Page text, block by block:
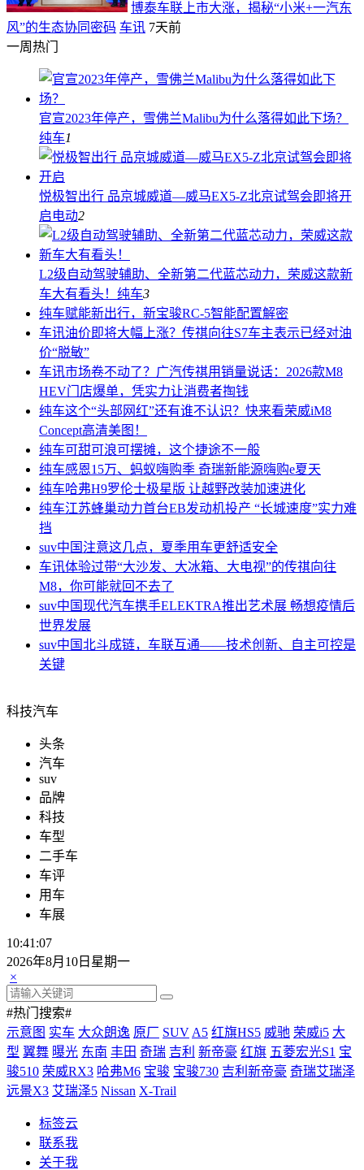
博泰车联上市大涨，揭秘“小米+一汽东
风”的生态协同密码 车讯 7天前
一周热门
官宣2023年停产，雪佛兰Malibu为什么落得如此下场？
纯车1
悦极智出行 品京城威道—威马EX5-Z北京试驾会即将开
启电动2
L2级自动驾驶辅助、全新第二代蓝芯动力，荣威这款新
车大有看头！ 纯车3
纯车赋能新出行，新宝骏RC-5智能配置解密
车讯油价即将大幅上涨？传祺向往S7车主表示已经对油
价“脱敏”
车讯市场卷不动了？广汽传祺用销量说话：2026款M8
HEV门店爆单，凭实力让消费者掏钱
纯车这个“头部网红”还有谁不认识？快来看荣威iM8
Concept高清美图！
纯车可甜可浪可摆摊，这个捷途不一般
纯车感恩15万、蚂蚁嗨购季 奇瑞新能源嗨购e夏天
纯车哈弗H9罗伦士极星版 让越野改装加速进化
纯车江苏蜂巢动力首台EB发动机投产 “长城速度”实力难
挡
suv中国注意这几点，夏季用车更舒适安全
车讯体验过带“大沙发、大冰箱、大电视”的传祺向往
M8，你可能就回不去了
suv中国现代汽车携手ELEKTRA推出艺术展 畅想疫情后
世界发展
suv中国北斗成链，车联互通——技术创新、自主可控是
关键
科技汽车
头条
汽车
suv
品牌
科技
车型
二手车
车评
用车
车展
10:41:07
2026年8月10日星期一
×
#热门搜索#
示意图 实车 大众朗逸 原厂 SUVA5 红旗HS5 威驰 荣威i5 大
型 翼舞 曝光 东南 丰田 奇瑞 吉利 新帝豪 红旗 五菱宏光S1 宝
骏510 荣威RX3 哈弗M6 宝骏 宝骏730 吉利新帝豪 奇瑞艾瑞泽
远景X3 艾瑞泽5 Nissan X-Trail
标签云
联系我
关于我